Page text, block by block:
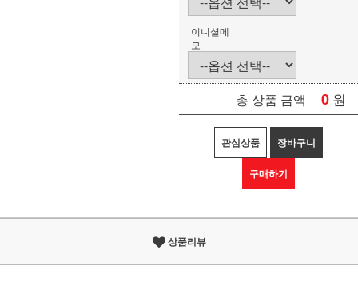
이니셜메
모
총 상품 금액 0 원
관심상품 장바구니
구매하기
상품리뷰